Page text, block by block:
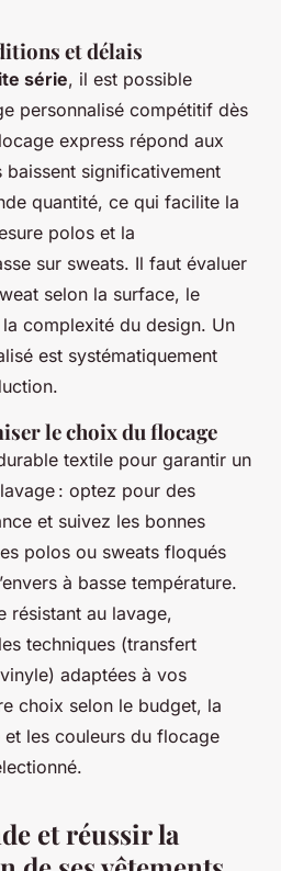
et délais
série, il est possible
personnalisé compétitif dès
express répond aux
significativement
quantité, ce qui facilite la
polos et la
sur sweats. Il faut évaluer
selon la surface, le
complexité du design. Un
est systématiquement
le choix du flocage
textile pour garantir un
: optez pour des
et suivez les bonnes
polos ou sweats floqués
à basse température.
résistant au lavage,
techniques (transfert
adaptées à vos
choix selon le budget, la
et les couleurs du flocage
et réussir la